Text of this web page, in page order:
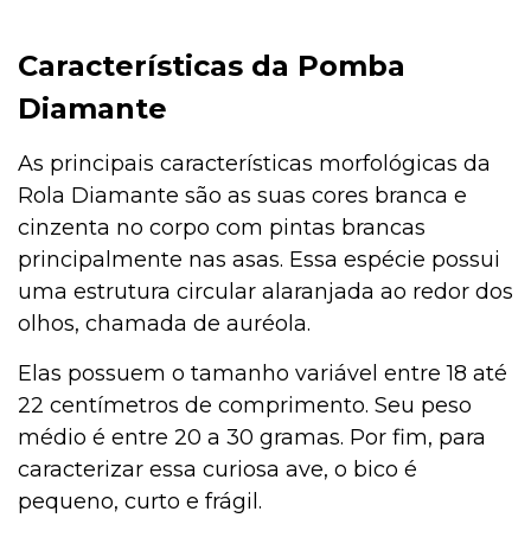
Higiene
Higiene
Gato
Filhotes
Características da Pomba
Diamante
As principais características morfológicas da
Rola Diamante são as suas cores branca e
cinzenta no corpo com pintas brancas
principalmente nas asas. Essa espécie possui
uma estrutura circular alaranjada ao redor dos
olhos, chamada de auréola.
Elas possuem o tamanho variável entre 18 até
22 centímetros de comprimento. Seu peso
médio é entre 20 a 30 gramas. Por fim, para
caracterizar essa curiosa ave, o bico é
pequeno, curto e frágil.